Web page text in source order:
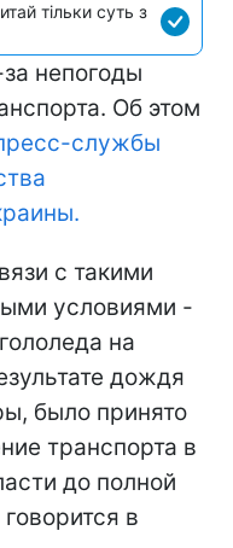
тільки суть з
непогоды
Об этом
службы
с такими
условиями -
на
дождя
было принято
транспорта в
до полной
в